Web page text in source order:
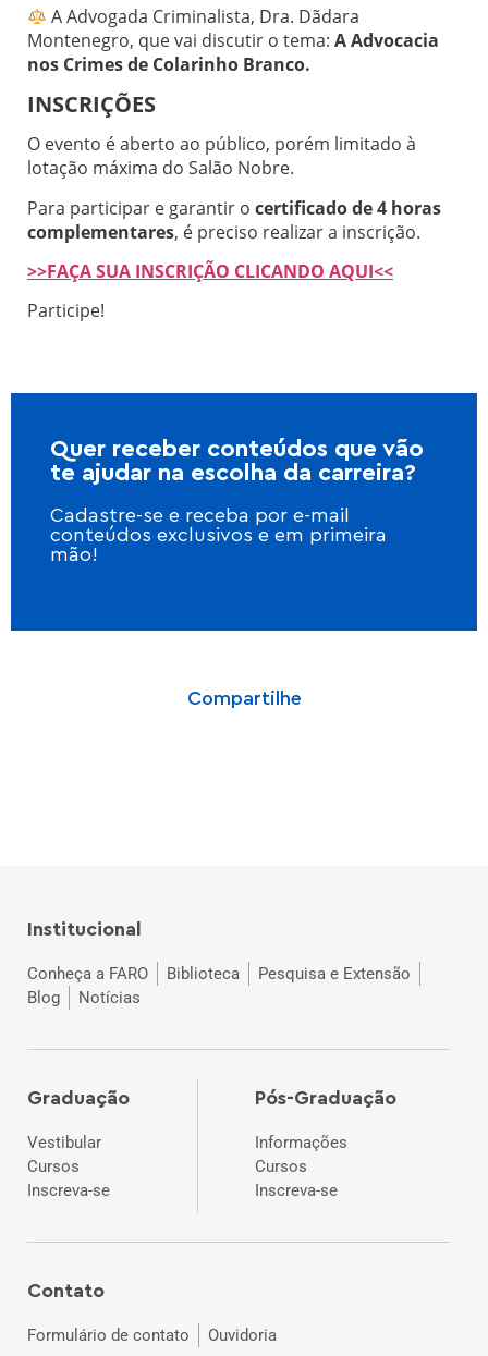
A Advogada Criminalista, Dra. Dãdara
Montenegro, que vai discutir o tema: A Advocacia
nos Crimes de Colarinho Branco.
INSCRIÇÕES
O evento é aberto ao público, porém limitado à
lotação máxima do Salão Nobre.
Para participar e garantir o certificado de 4 horas
complementares, é preciso realizar a inscrição.
>>FAÇA SUA INSCRIÇÃO CLICANDO AQUI<<
Participe!
Quer receber conteúdos que vão
te ajudar na escolha da carreira?
Cadastre-se e receba por e-mail
conteúdos exclusivos e em primeira
mão!
Compartilhe
Institucional
Conheça a FARO Biblioteca
Pesquisa e Extensão
Blog
Notícias
Graduação
Vestibular
Cursos
Inscreva-se
Pós-Graduação
Informações
Cursos
Inscreva-se
Contato
Formulário de contato Ouvidoria